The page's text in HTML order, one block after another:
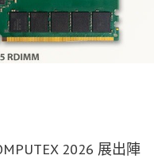
2026 展出陣